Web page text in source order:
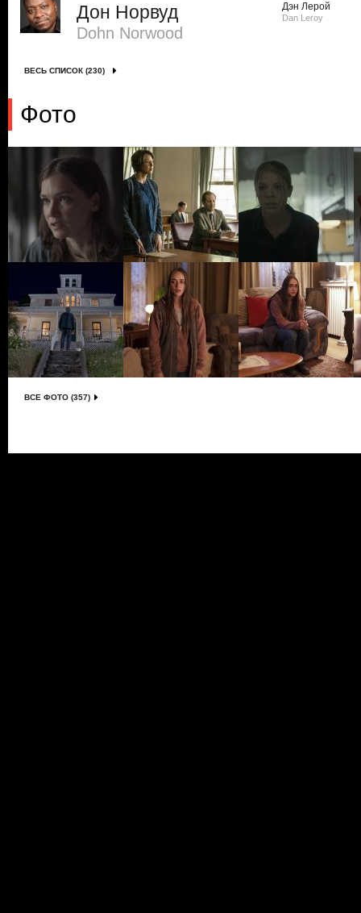
Дон Норвуд
Dohn Norwood
Дэн Лерой
Dan Leroy
ВЕСЬ СПИСОК (230)
Фото
ВСЕ ФОТО (357)